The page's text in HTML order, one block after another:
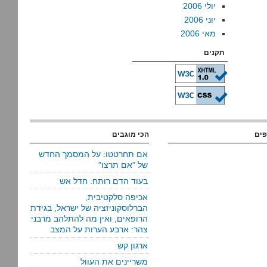
יולי 2006
יוני 2006
מאי 2006
תקנים
הכי מוגבים
אם תחרטטו: על המסמך החדש
של "אם תרצו"
בעוד הדם רותח: חדל אש
אכיפה סלקטיבית,
הברלוסקוניזציה של ישראל, בגידת
הרופאים, ואין מה להתלהב מרבני
צהר: ארבע הערות על המצב
ארגון קש
משריינים את העוול